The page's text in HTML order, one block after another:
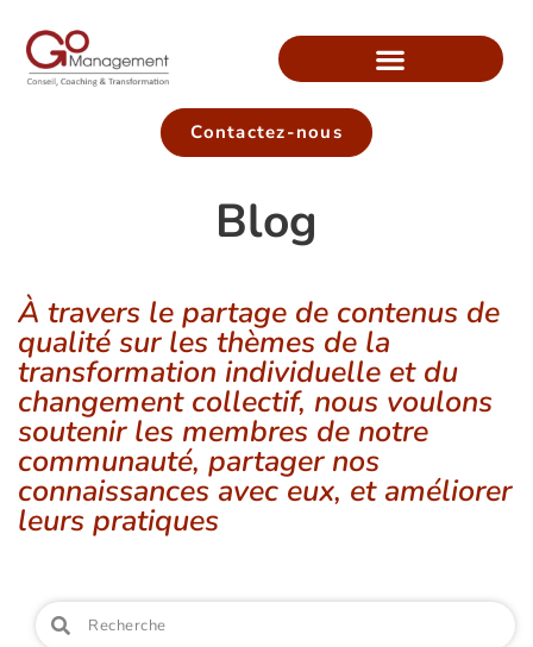
Contactez-nous
Blog
À travers le partage de contenus de
qualité sur les thèmes de la
transformation individuelle et du
changement collectif, nous voulons
soutenir les membres de notre
communauté, partager nos
connaissances avec eux, et améliorer
leurs pratiques